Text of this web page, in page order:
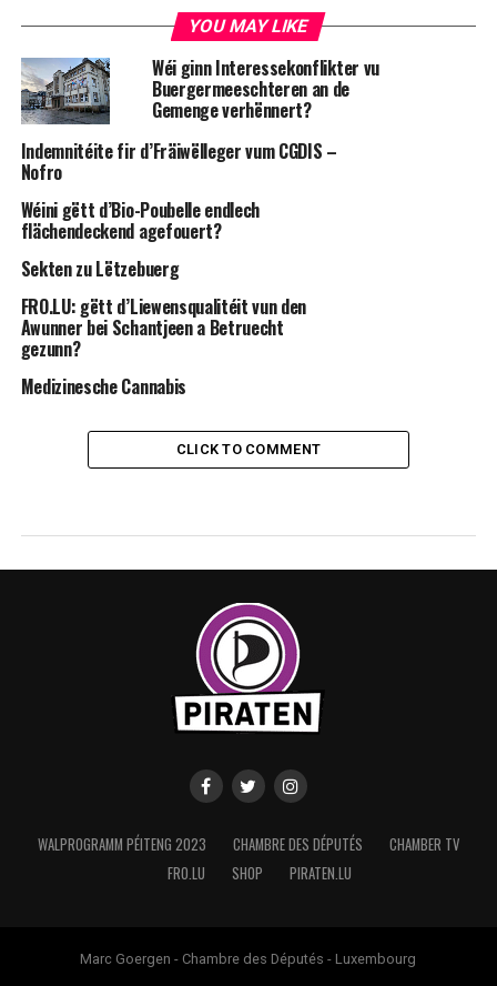
YOU MAY LIKE
Wéi ginn Interessekonflikter vu
Buergermeeschteren an de
Gemenge verhënnert?
Indemnitéite fir d’Fräiwëlleger vum CGDIS –
Nofro
Wéini gëtt d’Bio-Poubelle endlech
flächendeckend agefouert?
Sekten zu Lëtzebuerg
FRO.LU: gëtt d’Liewensqualitéit vun den
Awunner bei Schantjeen a Betruecht
gezunn?
Medizinesche Cannabis
CLICK TO COMMENT
WALPROGRAMM PÉITENG 2023 CHAMBRE DES DÉPUTÉS
CHAMBER TV
FRO.LU
SHOP PIRATEN.LU
Marc Goergen - Chambre des Députés - Luxembourg